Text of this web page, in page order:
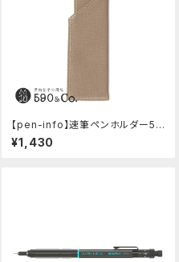
【pen-info】速筆ペンホルダー59
0&Co.別注色 (ベージュ)
¥1,430